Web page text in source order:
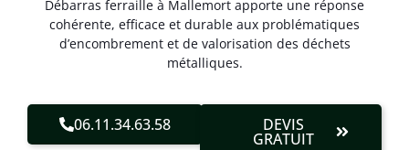
Débarras ferraille à Mallemort apporte une réponse
cohérente, efficace et durable aux problématiques
d’encombrement et de valorisation des déchets
métalliques.
06.11.34.63.58 DEVIS
GRATUIT